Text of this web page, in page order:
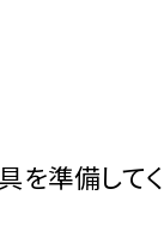
を準備して